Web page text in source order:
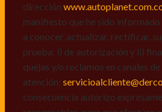
dirección
manifiesto que he sido
a conocer, actualizar, rectificar,
prueba: i) de autorización y ii)
quejas y/o reclamos en canales de
atención:
consecuencia autorizo